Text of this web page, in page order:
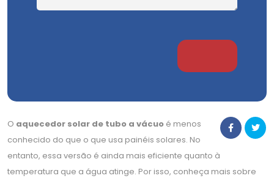
O aquecedor solar de tubo a vácuo é menos
conhecido do que o que usa painéis solares. No
entanto, essa versão é ainda mais eficiente quanto à
temperatura que a água atinge. Por isso, conheça mais sobre